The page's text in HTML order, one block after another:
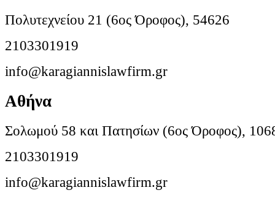
Πολυτεχνείου 21 (6ος Όροφος), 54626
2103301919
info@karagiannislawfirm.gr
Αθήνα
Σολωμού 58 και Πατησίων (6ος Όροφος),
2103301919
info@karagiannislawfirm.gr